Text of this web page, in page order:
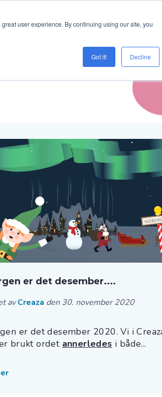
user experience. By continuing using our site, you
Got it! Decline
er det desember....
avCreaza den 30. november 2020
er det desember 2020. Vi i
brukt ordet annerledes i både...